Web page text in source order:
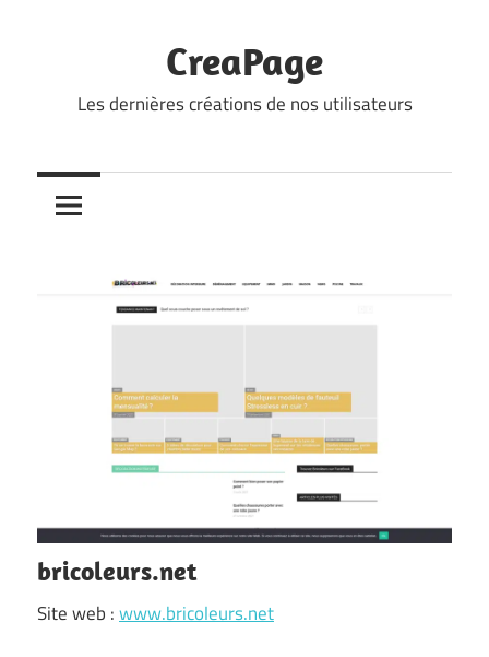
CreaPage
Les dernières créations de nos utilisateurs
bricoleurs.net
Site web :www.bricoleurs.net